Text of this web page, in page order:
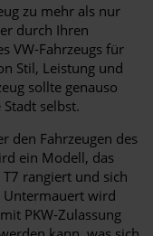
zu mehr als nur
durch Ihren
VW-Fahrzeugs für
Stil, Leistung und
sollte genauso
selbst.
den Fahrzeugen des
ein Modell, das
rangiert und sich
Untermauert wird
PKW-Zulassung